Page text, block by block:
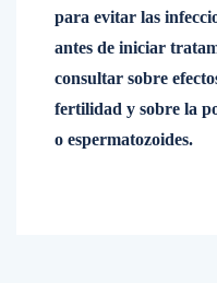
para evitar las
antes de iniciar
consultar sobre
fertilidad y sobre la
o espermatozoides.